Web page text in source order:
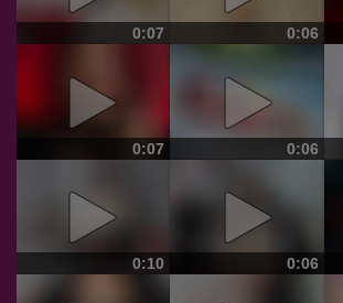
0:07 0:06
0:07 0:06
0:10 0:06